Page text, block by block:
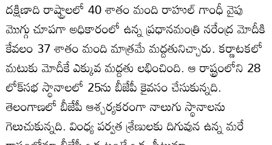
దక్షిణాది రాష్ట్రాలలో 40 శాతం మంది రాహుల్ గాంధీ వైపు
మొగ్గు చూపగా అధికారంలో ఉన్న ప్రధానమంత్రి నరేంద్ర మోదీకి
కేవలం 37 శాతం మంది మాత్రమే మద్దతునిచ్చారు. కర్ణాటకలో
మటుకు మోదీకే ఎక్కువ మద్దతు లభించింది. ఆ రాష్ట్రంలోని 28
లోక్‌సభ స్థానాలలో 25ను బీజేపీ కైవసం చేసుకున్నది.
తెలంగాణలో బీజేపీ ఆశ్చర్యకరంగా నాలుగు స్థానాలను
గెలుచుకున్నది. వింధ్య పర్వత శ్రేణులకు దిగువున ఉన్న మరే